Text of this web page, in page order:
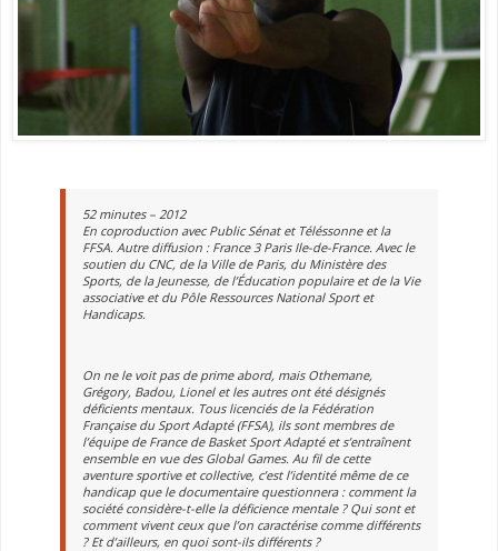
52 minutes – 2012
En coproduction avec Public Sénat et Téléssonne et la
FFSA. Autre diffusion : France 3 Paris Ile-de-France. Avec le
soutien du CNC, de la Ville de Paris, du Ministère des
Sports, de la Jeunesse, de l’Éducation populaire et de la Vie
associative et du Pôle Ressources National Sport et
Handicaps.
On ne le voit pas de prime abord, mais Othemane,
Grégory, Badou, Lionel et les autres ont été désignés
déficients mentaux. Tous licenciés de la Fédération
Française du Sport Adapté (FFSA), ils sont membres de
l’équipe de France de Basket Sport Adapté et s’entraînent
ensemble en vue des Global Games. Au fil de cette
aventure sportive et collective, c’est l’identité même de ce
handicap que le documentaire questionnera : comment la
société considère-t-elle la déficience mentale ? Qui sont et
comment vivent ceux que l’on caractérise comme différents
? Et d’ailleurs, en quoi sont-ils différents ?